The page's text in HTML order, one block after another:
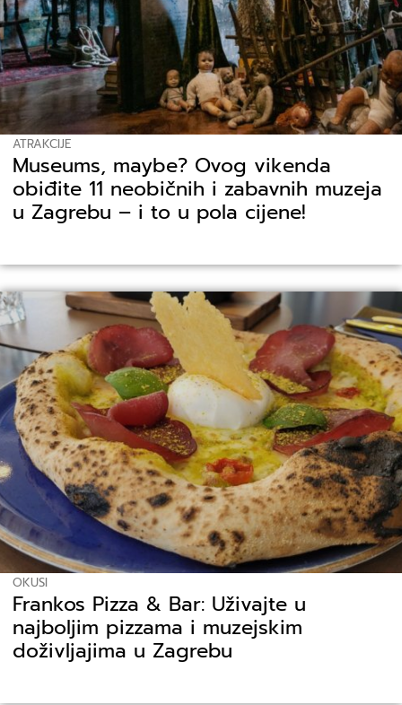
ATRAKCIJE
Museums, maybe? Ovog vikenda
obiđite 11 neobičnih i zabavnih muzeja
u Zagrebu – i to u pola cijene!
OKUSI
Frankos Pizza & Bar: Uživajte u
najboljim pizzama i muzejskim
doživljajima u Zagrebu